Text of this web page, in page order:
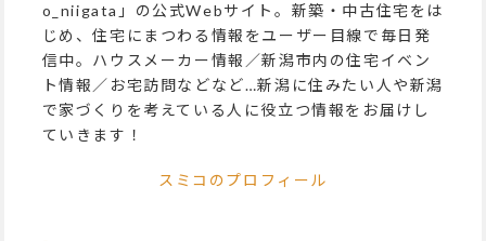
o_niigata」の公式Webサイト。新築・中古住宅をは
じめ、住宅にまつわる情報をユーザー目線で毎日発
信中。ハウスメーカー情報／新潟市内の住宅イベン
ト情報／お宅訪問などなど…新潟に住みたい人や新潟
で家づくりを考えている人に役立つ情報をお届けし
ていきます！
スミコのプロフィール